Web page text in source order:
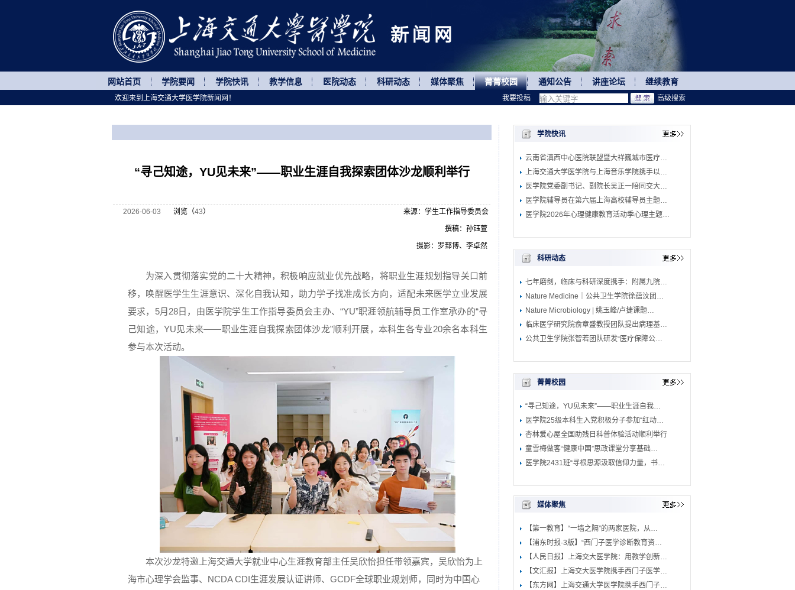
网站首页 学院要闻 学院快讯 教学信息 医院动态 科研动态 媒体聚焦 菁菁校园 通知公告 讲座论坛 继续教育
“寻己知途，YU见未来”——职业生涯自我探索团体沙龙顺利举行
2026-06-03 浏览（43） 来源：学生工作指导委员会
撰稿：孙钰萱
摄影：罗郅博、李卓然
为深入贯彻落实党的二十大精神，积极响应就业优先战略，将职业生涯规划指导关口前
移，唤醒医学生生涯意识、深化自我认知，助力学子找准成长方向，适配未来医学立业发展
要求，5月28日，由医学院学生工作指导委员会主办、“YU”职涯领航辅导员工作室承办的“寻
己知途，YU见未来——职业生涯自我探索团体沙龙”顺利开展，本科生各专业20余名本科生
参与本次活动。
本次沙龙特邀上海交通大学就业中心生涯教育部主任吴欣怡担任带领嘉宾，吴欣怡为上
海市心理学会监事、NCDA CDI生涯发展认证讲师、GCDF全球职业规划师，同时为中国心
高级搜索
学院快讯
云南省滇西中心医院联盟暨大祥巍城市医疗…
上海交通大学医学院与上海音乐学院携手以…
医学院党委副书记、副院长吴正一陪同交大…
医学院辅导员在第六届上海高校辅导员主题…
医学院2026年心理健康教育活动季心理主题…
科研动态
七年磨剑，临床与科研深度携手：附属九院…
Nature Medicine｜公共卫生学院徐蕴汶团…
Nature Microbiology | 姚玉峰/卢捷课题…
临床医学研究院俞章盛教授团队提出病理基…
公共卫生学院张智若团队研发“医疗保障公…
菁菁校园
“寻己知途，YU见未来”——职业生涯自我…
医学院25级本科生入党积极分子参加“红动…
杏林爱心屋全国助残日科普体验活动顺利举行
童雪梅做客“健康中国”思政课堂分享基础…
医学院2431班“寻根思源汲取信仰力量，书…
媒体聚焦
【第一教育】“一墙之隔”的两家医院，从…
【浦东时报·3版】“西门子医学诊断教育资…
【人民日报】上海交大医学院：用教学创新…
【文汇报】上海交大医学院携手西门子医学…
【东方网】上海交通大学医学院携手西门子…
欢迎来到上海交通大学医学院新闻网！ 我要投稿